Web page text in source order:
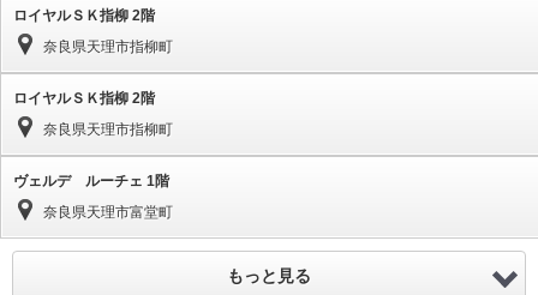
ロイヤルＳＫ指柳 2階
奈良県天理市指柳町
ロイヤルＳＫ指柳 2階
奈良県天理市指柳町
ヴェルデ ルーチェ 1階
奈良県天理市富堂町
もっと見る